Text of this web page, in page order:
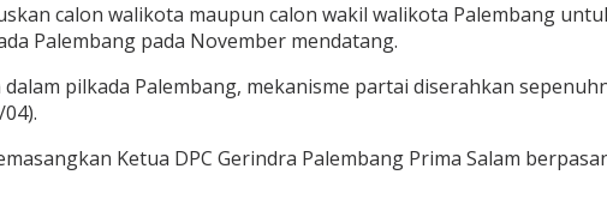
calon walikota maupun calon wakil walikota Palembang
Palembang pada November mendatang.
pilkada Palembang, mekanisme partai diserahkan
Ketua DPC Gerindra Palembang Prima Salam